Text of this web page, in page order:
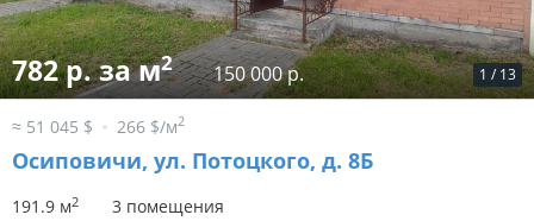
1 / 13
782 р. за м2 150 000 р.
≈ 51 045 $ 266 $/м2
Осиповичи, ул. Потоцкого, д. 8Б
191.9 м2 3 помещения